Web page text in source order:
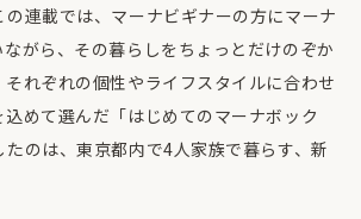
連載では、マーナビギナーの方にマーナ
がら、その暮らしをちょっとだけのぞか
れぞれの個性やライフスタイルに合わせ
めて選んだ「はじめてのマーナボック
のは、東京都内で4人家族で暮らす、新